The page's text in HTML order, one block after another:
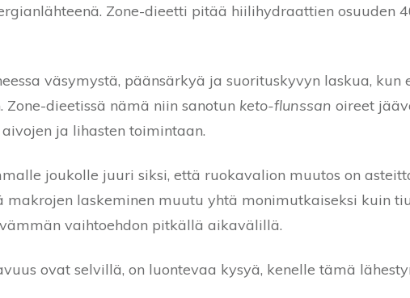
Zone-dieetti pitää hiilihydraattien osuuden
väsymystä, päänsärkyä ja suorituskyvyn laskua, kun
dieetissä nämä niin sanotun keto-flunssan oireet
ja lihasten toimintaan.
joukolle juuri siksi, että ruokavalion muutos on
laskeminen muutu yhtä monimutkaiseksi kuin
vaihtoehdon pitkällä aikavälillä.
ovat selvillä, on luontevaa kysyä, kenelle tämä